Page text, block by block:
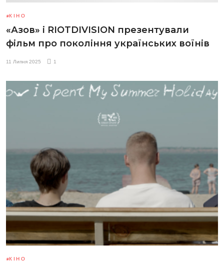
КІНО
«Азов» і RIOTDIVISION презентували
фільм про покоління українських воїнів
11 Липня 2025 1
КІНО